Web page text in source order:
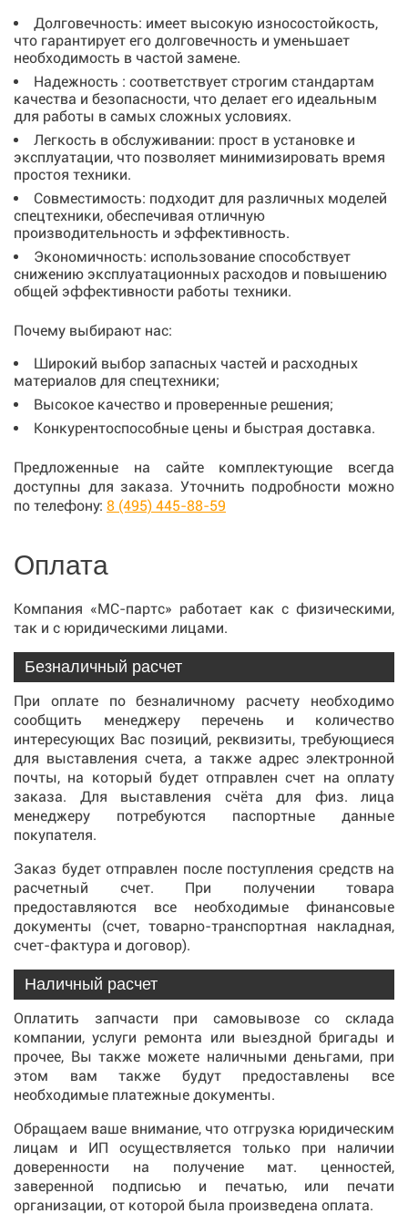
Долговечность: имеет высокую износостойкость,
что гарантирует его долговечность и уменьшает
необходимость в частой замене.
Надежность : соответствует строгим стандартам
качества и безопасности, что делает его идеальным
для работы в самых сложных условиях.
Легкость в обслуживании: прост в установке и
эксплуатации, что позволяет минимизировать время
простоя техники.
Совместимость: подходит для различных моделей
спецтехники, обеспечивая отличную
производительность и эффективность.
Экономичность: использование способствует
снижению эксплуатационных расходов и повышению
общей эффективности работы техники.
Почему выбирают нас:
Широкий выбор запасных частей и расходных
материалов для спецтехники;
Высокое качество и проверенные решения;
Конкурентоспособные цены и быстрая доставка.
Предложенные на сайте комплектующие всегда
доступны для заказа. Уточнить подробности можно
по телефону: 8 (495) 445-88-59
Оплата
Компания «МС-партс» работает как с физическими,
так и с юридическими лицами.
Безналичный расчет
При оплате по безналичному расчету необходимо
сообщить менеджеру перечень и количество
интересующих Вас позиций, реквизиты, требующиеся
для выставления счета, а также адрес электронной
почты, на который будет отправлен счет на оплату
заказа. Для выставления счёта для физ. лица
менеджеру потребуются паспортные данные
покупателя.
Заказ будет отправлен после поступления средств на
расчетный счет. При получении товара
предоставляются все необходимые финансовые
документы (счет, товарно-транспортная накладная,
счет-фактура и договор).
Наличный расчет
Оплатить запчасти при самовывозе со склада
компании, услуги ремонта или выездной бригады и
прочее, Вы также можете наличными деньгами, при
этом вам также будут предоставлены все
необходимые платежные документы.
Обращаем ваше внимание, что отгрузка юридическим
лицам и ИП осуществляется только при наличии
доверенности на получение мат. ценностей,
заверенной подписью и печатью, или печати
организации, от которой была произведена оплата.